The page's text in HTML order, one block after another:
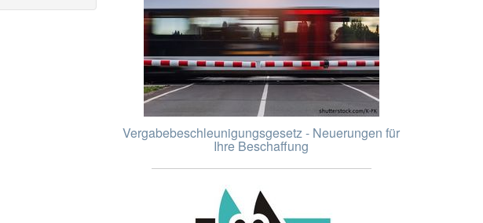
Vergabebeschleunigungsgesetz - Neuerungen für
Ihre Beschaffung